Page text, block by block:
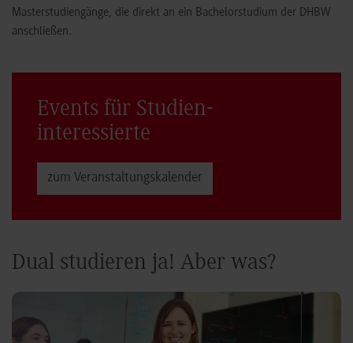
Masterstudiengänge, die direkt an ein Bachelorstudium der DHBW
anschließen.
Events für Studien­
interessierte
zum Veranstaltungs­kalender
Dual studieren ja! Aber was?